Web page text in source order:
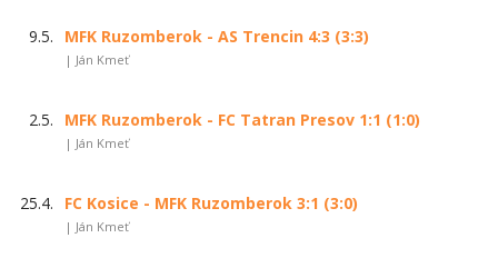
9.5. MFK Ruzomberok - AS Trencin 4:3 (3:3)
| Ján Kmeť
2.5. MFK Ruzomberok - FC Tatran Presov 1:1 (1:0)
| Ján Kmeť
25.4. FC Kosice - MFK Ruzomberok 3:1 (3:0)
| Ján Kmeť